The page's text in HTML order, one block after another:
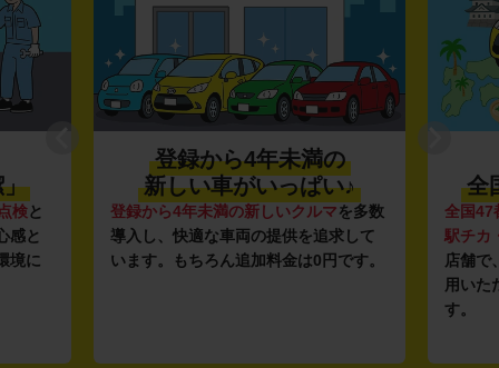
」
検と
感と
境に
登録から4年未満の
新しい車がいっぱい♪
登録から4年未満の新しいクルマを多数
導入し、快適な車両の提供を追求して
います。もちろん追加料金は0円です。
全
全国47
駅チカ
店舗で
用いた
す。